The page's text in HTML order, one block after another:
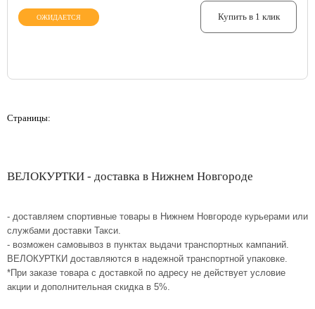
ОЖИДАЕТСЯ Купить в 1 клик
Страницы:
ВЕЛОКУРТКИ - доставка в Нижнем Новгороде
- доставляем спортивные товары в Нижнем Новгороде курьерами или
службами доставки Такси.
- возможен самовывоз в пунктах выдачи транспортных кампаний.
ВЕЛОКУРТКИ доставляются в надежной транспортной упаковке.
*При заказе товара с доставкой по адресу не действует условие
акции и дополнительная скидка в 5%.